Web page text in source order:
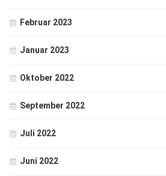
Februar 2023
Januar 2023
Oktober 2022
September 2022
Juli 2022
Juni 2022